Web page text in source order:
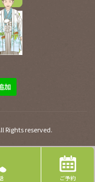
Rights reserved.
ご予約